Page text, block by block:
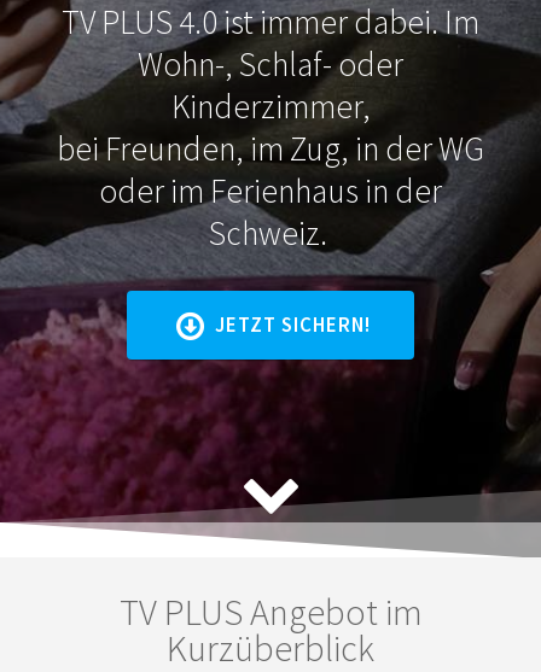
TV PLUS 4.0 ist immer dabei. Im
Wohn-, Schlaf- oder
Kinderzimmer,
bei Freunden, im Zug, in der WG
oder im Ferienhaus in der
Schweiz.
JETZT SICHERN!
TV PLUS Angebot im
Kurzüberblick